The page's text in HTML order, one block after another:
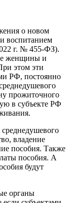
о новом
воспитанием
г. № 455-ФЗ).
женщины и
этом эти
РФ, постоянно
прожиточного
в субъекте РФ
среднедушевого
владение
пособия. Также
пособия. А
будут
органы